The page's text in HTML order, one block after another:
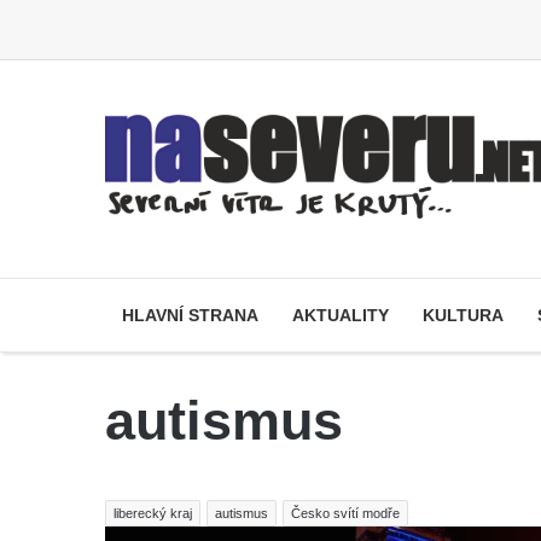
HLAVNÍ STRANA AKTUALITY KULTURA
autismus
liberecký kraj autismus Česko svítí modře